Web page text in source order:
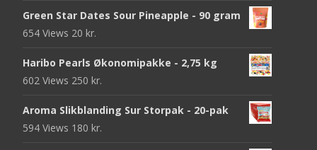
Green Star Dates Sour Pineapple - 90 gram
654 Views 20 kr.
Haribo Pearls Økonomipakke - 2,75 kg
602 Views 250 kr.
Aroma Slikblanding Sur Storpak - 20-pak
594 Views 180 kr.